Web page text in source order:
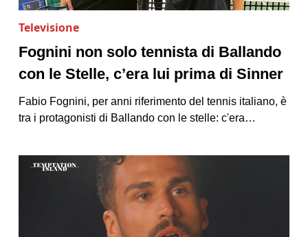
Televisione
Fognini non solo tennista di Ballando
con le Stelle, c’era lui prima di Sinner
Fabio Fognini, per anni riferimento del tennis italiano, è
tra i protagonisti di Ballando con le stelle: c'era…